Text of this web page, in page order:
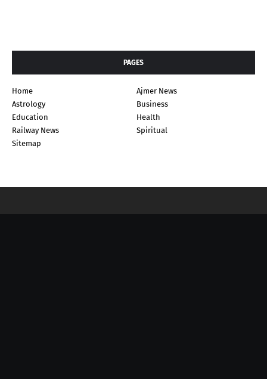
PAGES
Home
Ajmer News
Astrology
Business
Education
Health
Railway News
Spiritual
Sitemap